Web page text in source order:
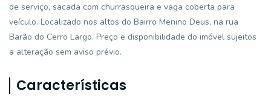
de serviço, sacada com churrasqueira e vaga coberta para
veículo. Localizado nos altos do Bairro Menino Deus, na rua
Barão do Cerro Largo. Preço e disponibilidade do imóvel sujeitos
a alteração sem aviso prévio.
Características